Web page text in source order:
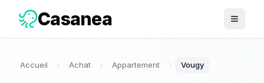
Casanea Ouvrir
Accueil Achat Appartement Vougy